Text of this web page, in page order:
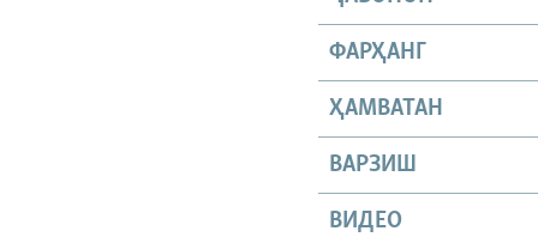
ФАРҲАНГ
ҲАМВАТАН
ВАРЗИШ
ВИДЕО